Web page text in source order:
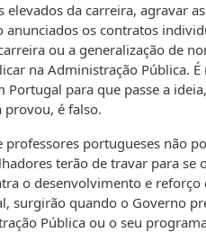
elevados da carreira, agravar
anunciados os contratos
ou a generalização de
na Administração Pública.
Portugal para que passe a
provou, é falso.
professores portugueses não
terão de travar para
o desenvolvimento e
surgirão quando o Governo
Pública ou o seu